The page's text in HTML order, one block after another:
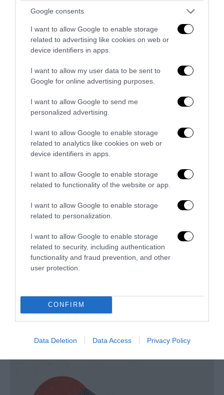
Google consents
I want to allow Google to enable storage
related to advertising like cookies on web or
device identifiers in apps.
I want to allow my user data to be sent to
Google for online advertising purposes.
I want to allow Google to send me
personalized advertising.
I want to allow Google to enable storage
related to analytics like cookies on web or
device identifiers in apps.
I want to allow Google to enable storage
related to functionality of the website or app.
I want to allow Google to enable storage
related to personalization.
I want to allow Google to enable storage
related to security, including authentication
functionality and fraud prevention, and other
user protection.
CONFIRM
Data Deletion Data Access Privacy Policy
La sinistra è così serva delle toghe da odiare persino il
ricordo di Enzo...
5 Agosto 2026
5 Agosto 2026